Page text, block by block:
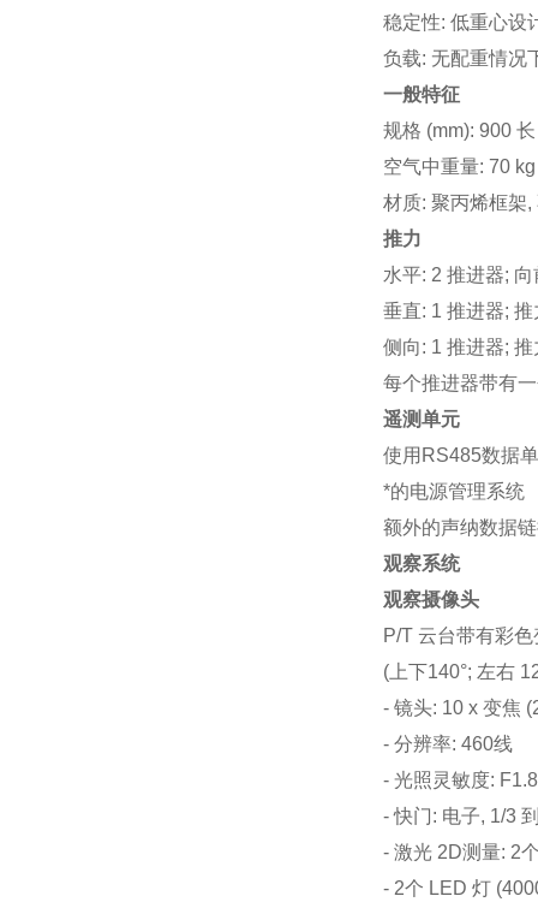
稳定性: 低重心设
负载: 无配重情况
一般特征
规格 (mm): 900
空气中重量: 70
材质: 聚丙烯框架
推力
水平: 2 推进器;
垂直: 1 推进器;
侧向: 1 推进器;
每个推进器带有
遥测单元
使用RS485数据
*的电源管理系统
额外的声纳数据
观察系统
观察摄像头
P/T 云台带有彩
(上下140°; 左右
- 镜头: 10 x 变焦
- 分辨率: 460线
- 光照灵敏度:
- 快门: 电子, 1/3
- 激光 2D测量: 2
- 2个 LED 灯